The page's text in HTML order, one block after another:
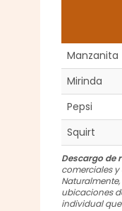
Manzanita
Mirinda
Pepsi
Squirt
Descargo de
comerciales
ubicaciones
individual que